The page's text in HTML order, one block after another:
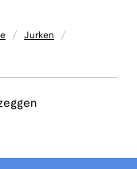
/ Jurken /